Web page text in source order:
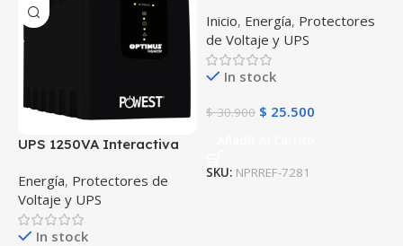
UPS 1250VA Interactiva
regulador de tensión AVR
respaldo independiente
protección apagones
Energía, Protectores de
Voltaje y UPS
In stock
Powest Refrimatic 120V –
10A Protección contra
apagones para neveras
refrigeradores
Inicio, Energía, Protectores
de Voltaje y UPS
In stock
$30.900 $ 25.500
SKU: NPRREF-7281